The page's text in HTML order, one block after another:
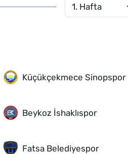
Küçükçekmece Sinopspor
Beykoz İshaklıspor
Fatsa Belediyespor